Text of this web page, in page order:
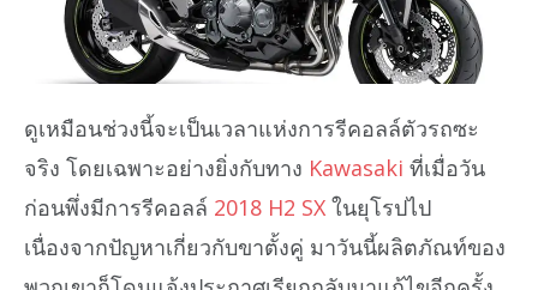
ดูเหมือนช่วงนี้จะเป็นเวลาแห่งการรีคอลล์ตัวรถซะ
จริง โดยเฉพาะอย่างยิ่งกับทาง Kawasaki ที่เมื่อวัน
ก่อนพึ่งมีการรีคอลล์ 2018 H2 SX ในยุโรปไป
เนื่องจากปัญหาเกี่ยวกับขาตั้งคู่ มาวันนี้ผลิตภัณท์ของ